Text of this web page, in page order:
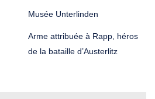
Musée Unterlinden
Arme attribuée à Rapp, héros
de la bataille d’Austerlitz